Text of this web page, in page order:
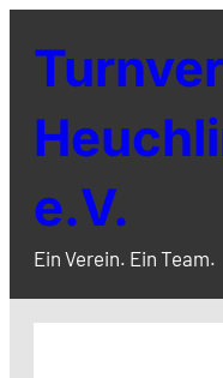
Inhalt
springen
e.V.
Ein Verein. Ein Team.